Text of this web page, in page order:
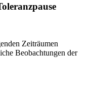
Zeiträumen
Beobachtungen der